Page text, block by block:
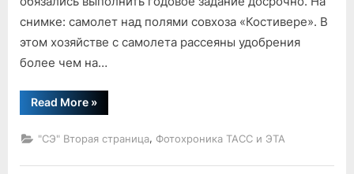
снимке: самолет над полями совхоза «Костивере». В
этом хозяйстве с самолета рассеяны удобрения
более чем на…
Read More“Фотохроника
ЭТА”
»
"СЭ" Вторая страница, Фотохроника ТАСС и ЭТА